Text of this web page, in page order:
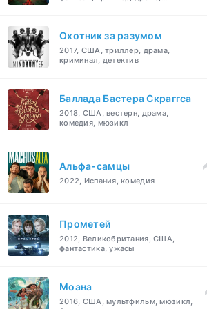
Охотник за разумом
2017, США, триллер, драма,
криминал, детектив
Баллада Бастера Скраггса
2018, США, вестерн, драма,
комедия, мюзикл
Альфа-самцы
2022, Испания, комедия
Прометей
2012, Великобритания, США,
фантастика, ужасы
Моана
2016, США, мультфильм, мюзикл,